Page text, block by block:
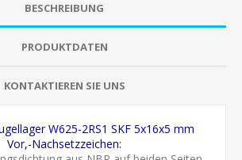
BESCHREIBUNG
PRODUKTDATEN
KONTAKTIEREN SIE UNS
W625-2RS1 SKF 5x16x5 mm
Vor,-Nachsetzzeichen: